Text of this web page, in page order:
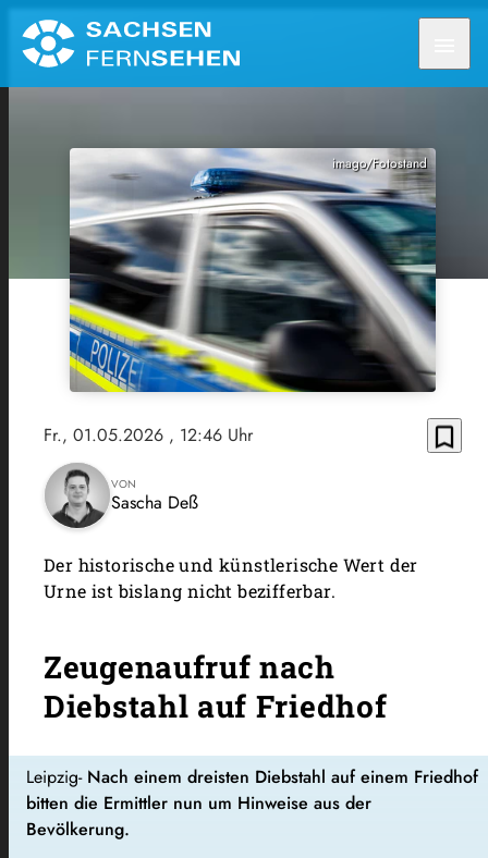
imago/Fotostand
Fr., 01.05.2026 , 12:46 Uhr bookmark_border
VON
Sascha Deß
Der historische und künstlerische Wert der
Urne ist bislang nicht bezifferbar.
Zeugenaufruf nach
Diebstahl auf Friedhof
Leipzig- Nach einem dreisten Diebstahl auf einem Friedhof
bitten die Ermittler nun um Hinweise aus der
Bevölkerung.